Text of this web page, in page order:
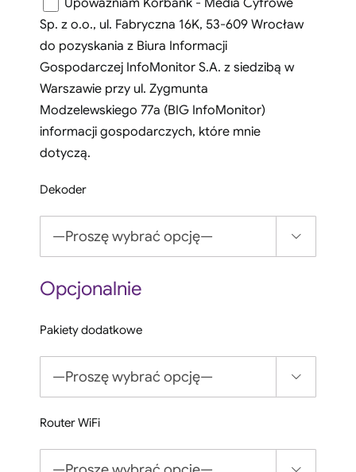
Upoważniam Korbank - Media Cyfrowe
Sp. z o.o., ul. Fabryczna 16K, 53-609 Wrocław
do pozyskania z Biura Informacji
Gospodarczej InfoMonitor S.A. z siedzibą w
Warszawie przy ul. Zygmunta
Modzelewskiego 77a (BIG InfoMonitor)
informacji gospodarczych, które mnie
dotyczą.
Dekoder

Opcjonalnie
Pakiety dodatkowe

Router WiFi